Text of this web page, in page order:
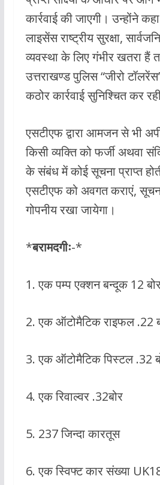
कार्रवाई की जाएगी। उन्होंने
लाइसेंस राष्ट्रीय सुरक्षा,
व्यवस्था के लिए गंभीर खतरा हैं
उत्तराखण्ड पुलिस “जीरो
कठोर कार्रवाई सुनिश्चित कर
एसटीएफ द्वारा आमजन से भी
किसी व्यक्ति को फर्जी अथवा
के संबंध में कोई सूचना प्राप्त
एसटीएफ को अवगत कराएं,
गोपनीय रखा जायेगा।
*बरामदगीः-*
1. एक पम्प एक्शन बन्दूक 12
2. एक ऑटोमैटिक राइफल .22
3. एक ऑटोमैटिक पिस्टल .32
4. एक रिवाल्वर .32बोर
5. 237 जिन्दा कारतूस
6. एक स्विफ्ट कार संख्या